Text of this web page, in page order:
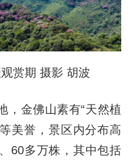
赏期 摄影 胡波
金佛山素有“天然植
美誉，景区内分布高
60多万株，其中包括